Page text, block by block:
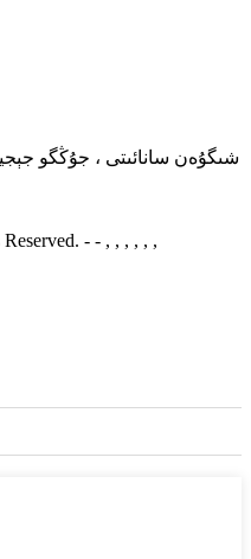
شىگۇەن سانائىتى ، جۇڭگو
- - , , , , , ,